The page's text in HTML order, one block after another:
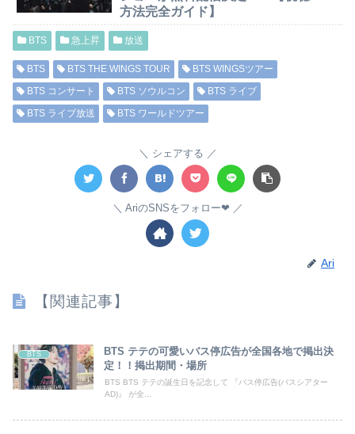
方法完全ガイド】
BTS 急上昇 放送
BTS BTS THE WINGS TOUR
BTS WINGSツアー
BTS コンサート
BTS ソウルコン
BTS ライブ
BTS ライブ放送
BTS ワールドツアー
シェアする
AriのSNSをフォロー❤︎
Ari
【関連記事】
BTS
BTS テテの可愛いバス停広告が全国各地で掲出決
定！！掲出期間・場所
BTS BTS テテの誕生日を記念して 『バス停広告(バスシアター
AD)』 が全...